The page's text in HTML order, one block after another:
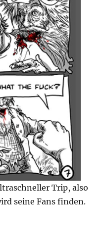
Trip, also
seine Fans finden.